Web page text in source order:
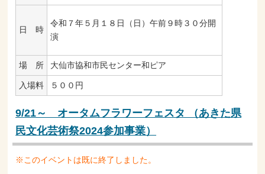
日 時
令和７年５月１８日（日）午前９時３０分開
演
場 所 大仙市協和市民センター和ピア
入場料 ５００円
9/21～ オータムフラワーフェスタ （あきた県
民文化芸術祭2024参加事業）
※このイベントは既に終了しました。